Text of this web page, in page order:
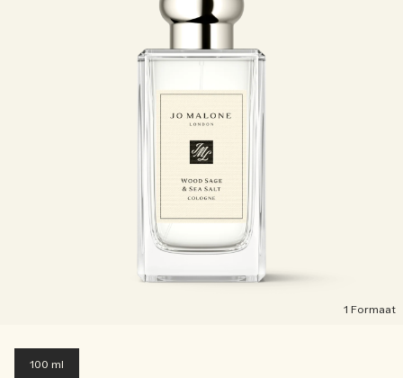
1 Formaat
100 ml